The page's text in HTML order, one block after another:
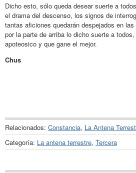
Dicho esto, sólo queda desear suerte a
el drama del descenso, los signos de
tantas aficiones quedarán despejados en
por la parte de arriba lo dicho suerte a
apoteosico y que gane el mejor.
Chus
Relacionados: Constancia, La Antena
Categoría: La antena terrestre, Tercera